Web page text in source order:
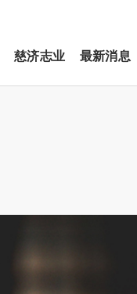
慈济志业 最新消息